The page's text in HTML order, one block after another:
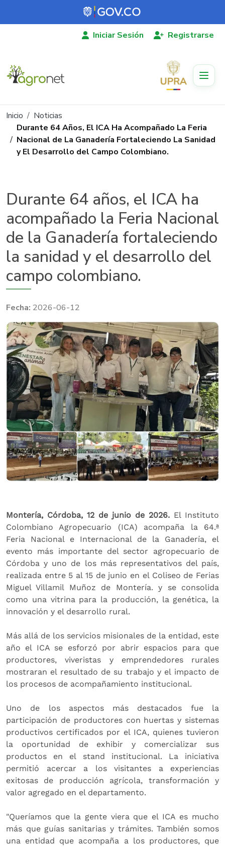
Pasar al contenido principal
Iniciar Sesión Registrarse
Ruta de navegación
Inicio
Noticias
Durante 64 Años, El ICA Ha Acompañado La Feria
Nacional de La Ganadería Fortaleciendo La Sanidad
y El Desarrollo del Campo Colombiano.
Durante 64 años, el ICA ha
acompañado la Feria Nacional
de la Ganadería fortaleciendo
la sanidad y el desarrollo del
campo colombiano.
2026-06-12
Montería, Córdoba, 12 de junio de 2026. El Instituto
Colombiano Agropecuario (ICA) acompaña la 64.ª
Feria Nacional e Internacional de la Ganadería, el
evento más importante del sector agropecuario de
Córdoba y uno de los más representativos del país,
realizada entre 5 al 15 de junio en el Coliseo de Ferias
Miguel Villamil Muñoz de Montería. y se consolida
como una vitrina para la producción, la genética, la
innovación y el desarrollo rural.
Más allá de los servicios misionales de la entidad, este
año el ICA se esforzó por abrir espacios para que
productores, viveristas y emprendedores rurales
mostraran el resultado de su trabajo y el impacto de
los procesos de acompañamiento institucional.
Uno de los aspectos más destacados fue la
participación de productores con huertas y sistemas
productivos certificados por el ICA, quienes tuvieron
la oportunidad de exhibir y comercializar sus
productos en el stand institucional. La iniciativa
permitió acercar a los visitantes a experiencias
exitosas de producción agrícola, transformación y
valor agregado en el departamento.
"Queríamos que la gente viera que el ICA es mucho
más que guías sanitarias y trámites. También somos
una entidad que acompaña a los productores, que